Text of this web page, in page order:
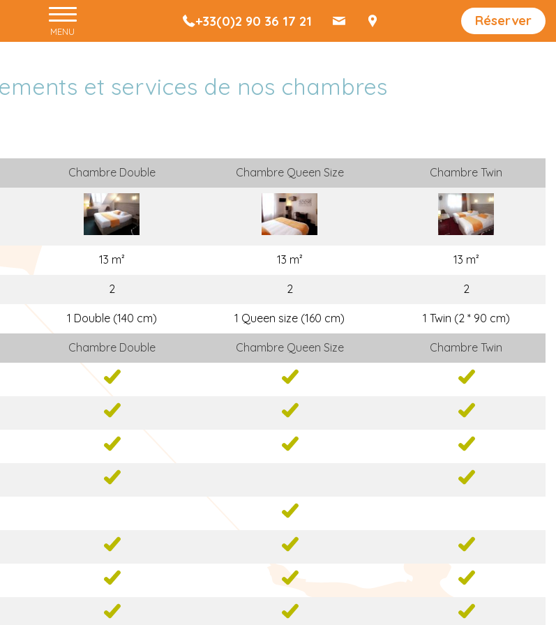
MENU
+33(0)2 90 36 17 21 Réserver
et services de nos chambres
Chambre Double Chambre Queen Size Chambre Twin
13 m² 13 m² 13 m²
2 2 2
1 Double (140 cm) 1 Queen size (160 cm) 1 Twin (2 * 90 cm)
Chambre Double Chambre Queen Size Chambre Twin